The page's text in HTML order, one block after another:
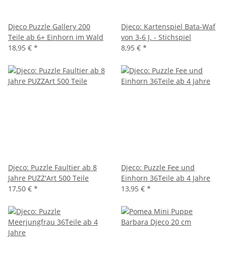
Djeco Puzzle Gallery 200
Teile ab 6+ Einhorn im Wald
18,95 € *
Djeco: Kartenspiel Bata-Waf
von 3-6 J. - Stichspiel
8,95 € *
Djeco: Puzzle Faultier ab 8
Jahre PUZZ'Art 500 Teile
17,50 € *
Djeco: Puzzle Fee und
Einhorn 36Teile ab 4 Jahre
13,95 € *